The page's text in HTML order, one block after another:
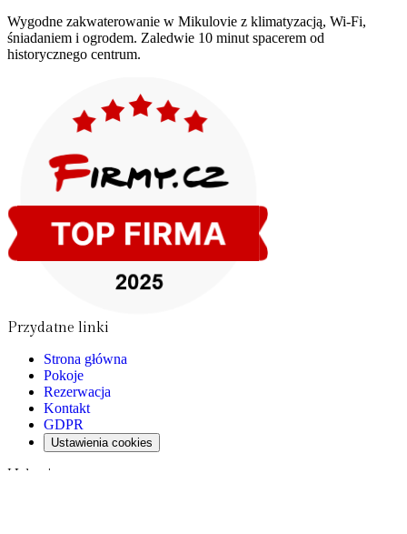
Wygodne zakwaterowanie w Mikulovie z klimatyzacją, Wi‑Fi,
śniadaniem i ogrodem. Zaledwie 10 minut spacerem od
historycznego centrum.
Przydatne linki
Strona główna
Pokoje
Rezerwacja
Kontakt
GDPR
Ustawienia cookies
Usługi